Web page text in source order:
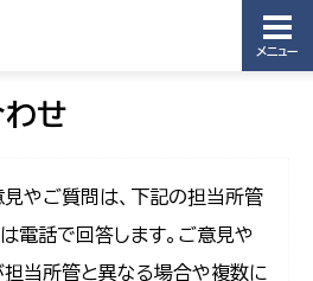
メニュー
わせ
やご質問は、下記の担当所管
電話で回答します。ご意見や
当所管と異なる場合や複数に